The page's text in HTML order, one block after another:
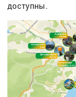
доступны.